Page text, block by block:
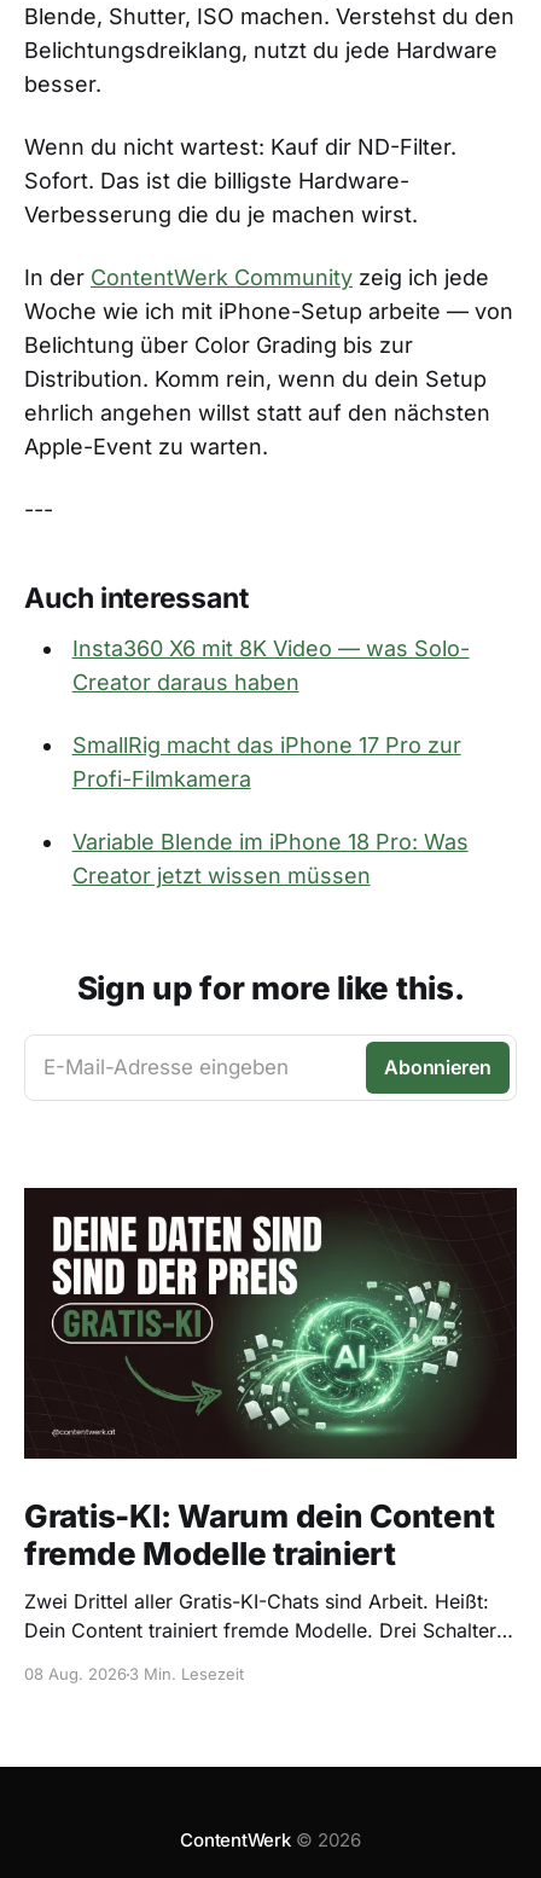
Blende, Shutter, ISO machen. Verstehst du den
Belichtungsdreiklang, nutzt du jede Hardware
besser.
Wenn du nicht wartest: Kauf dir ND-Filter.
Sofort. Das ist die billigste Hardware-
Verbesserung die du je machen wirst.
In der ContentWerk Community zeig ich jede
Woche wie ich mit iPhone-Setup arbeite — von
Belichtung über Color Grading bis zur
Distribution. Komm rein, wenn du dein Setup
ehrlich angehen willst statt auf den nächsten
Apple-Event zu warten.
---
Auch interessant
Insta360 X6 mit 8K Video — was Solo-
Creator daraus haben
SmallRig macht das iPhone 17 Pro zur
Profi-Filmkamera
Variable Blende im iPhone 18 Pro: Was
Creator jetzt wissen müssen
Sign up for more like this.
E-Mail-Adresse eingeben Abonnieren
Gratis-KI: Warum dein Content
fremde Modelle trainiert
Zwei Drittel aller Gratis-KI-Chats sind Arbeit. Heißt:
Dein Content trainiert fremde Modelle. Drei Schalter,
08 Aug. 20263 Min. Lesezeit
ContentWerk© 2026